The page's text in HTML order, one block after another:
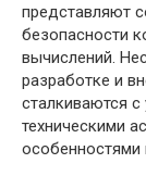
представляют
безопасности
вычислений.
разработке и
сталкиваются
техническими
особенностями